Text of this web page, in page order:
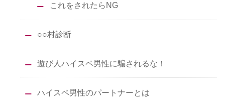
これをされたらNG
○○村診断
遊び人ハイスペ男性に騙されるな！
ハイスペ男性のパートナーとは